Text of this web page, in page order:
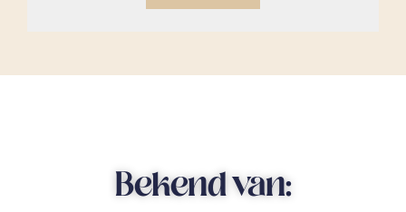
Bekend van: